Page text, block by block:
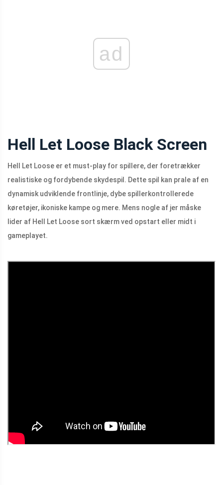
ad
Hell Let Loose Black Screen
Hell Let Loose er et must-play for spillere, der foretrækker
realistiske og fordybende skydespil. Dette spil kan prale af en
dynamisk udviklende frontlinje, dybe spillerkontrollerede
køretøjer, ikoniske kampe og mere. Mens nogle af jer måske
lider af Hell Let Loose sort skærm ved opstart eller midt i
gameplayet.